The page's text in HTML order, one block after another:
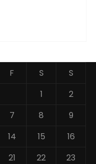
F S
S
1
2
7 8
9
14 15
16
21 22
23